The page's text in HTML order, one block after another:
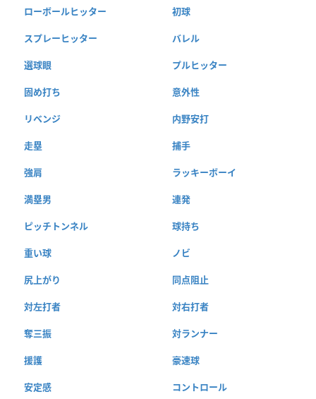
ローボールヒッター 初球
スプレーヒッター バレル
選球眼 プルヒッター
固め打ち 意外性
リベンジ 内野安打
走塁 捕手
強肩 ラッキーボーイ
満塁男 連発
ピッチトンネル 球持ち
重い球 ノビ
尻上がり 同点阻止
対左打者 対右打者
奪三振 対ランナー
援護 豪速球
安定感 コントロール